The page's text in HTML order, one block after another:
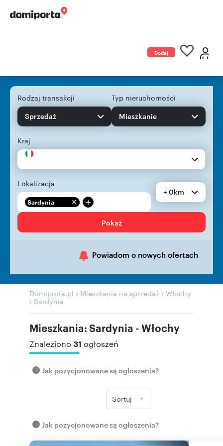
Dodaj
Rodzaj transakcji
Sprzedaż
Typ nieruchomości
Mieszkanie
Kraj
Lokalizacja
Sardynia +
+ 0km
Pokaż
Powiadom o nowych ofertach
Domiporta.pl › Mieszkania na sprzedaż › Włochy
› Sardynia
Mieszkania: Sardynia - Włochy
Znaleziono 31 ogłoszeń
Jak pozycjonowane są ogłoszenia?
Sortuj
Jak pozycjonowane są ogłoszenia?